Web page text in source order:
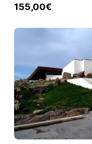
155,00€